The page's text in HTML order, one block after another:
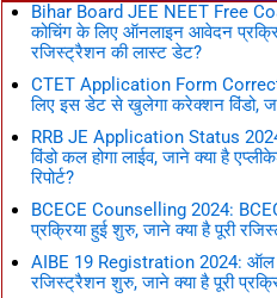
Bihar Board JEE NEET Free
कोचिंग के लिए ऑनलाइन आवेदन
रजिस्ट्रैशन की लास्ट डेट?
CTET Application Form
लिए इस डेट से खुलेगा करेक्शन विंडो,
RRB JE Application Status
विंडो कल होगा लाईव, जाने क्या है
रिपोर्ट?
BCECE Counselling 2024:
प्रक्रिया हुई शुरु, जाने क्या है पूरी
AIBE 19 Registration 2024: ऑल
रजिस्ट्रैशन शुरु, जाने क्या है पूरी